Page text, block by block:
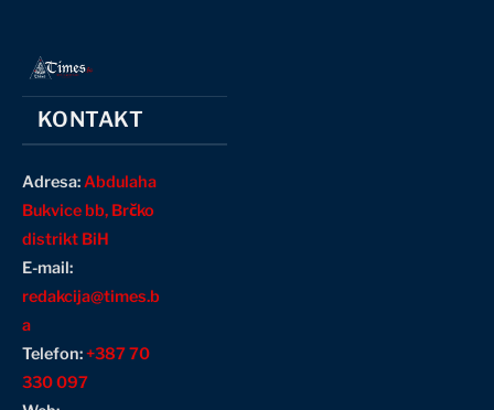
KONTAKT
Adresa:Abdulaha
Bukvice bb, Brčko
distrikt BiH
E-mail:
redakcija@times.b
a
Telefon:+387 70
330 097